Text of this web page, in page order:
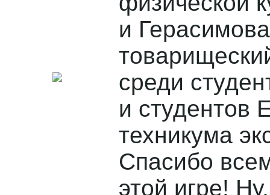
и
среди
и студентов
техникума
Спасибо
этой игре!